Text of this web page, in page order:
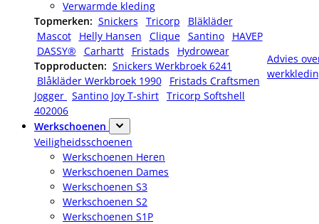
Verwarmde kleding
Topmerken: Snickers Tricorp
Bläkläder
Mascot
Helly Hansen Clique Santino
HAVEP
DASSY®
Carhartt Fristads
Hydrowear
Topproducten: Snickers Werkbroek 6241
Blåkläder Werkbroek 1990
Fristads Craftsmen
Jogger Santino Joy T-shirt Tricorp Softshell
402006
Advies
Werkschoenen
Veiligheidsschoenen
Werkschoenen Heren
Werkschoenen Dames
Werkschoenen S3
Werkschoenen S2
Werkschoenen S1P